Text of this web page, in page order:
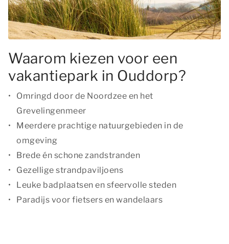
Waarom kiezen voor een
vakantiepark in Ouddorp?
Omringd door de Noordzee en het
Grevelingenmeer
Meerdere prachtige natuurgebieden in de
omgeving
Brede én schone zandstranden
Gezellige strandpaviljoens
Leuke badplaatsen en sfeervolle steden
Paradijs voor fietsers en wandelaars